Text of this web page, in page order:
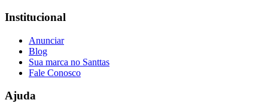
Institucional
Anunciar
Blog
Sua marca no Santtas
Fale Conosco
Ajuda